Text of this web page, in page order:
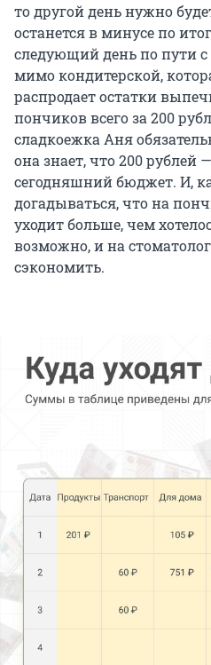
то другой день нужно
останется в минусе по
следующий день по пути
мимо кондитерской,
распродает остатки
пончиков всего за 200
сладкоежка Аня
она знает, что 200 рублей
сегодняшний бюджет. И,
догадываться, что на
уходит больше, чем
возможно, и на
сэкономить.